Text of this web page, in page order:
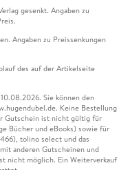
gesenkt. Angaben zu
Angaben zu Preissenkungen
des auf der Artikelseite
Sie können den
Keine Bestellung
Gutschein ist nicht gültig für
Bücher und eBooks) sowie für
tolino select und das
anderen Gutscheinen und
nicht möglich. Ein Weiterverkauf